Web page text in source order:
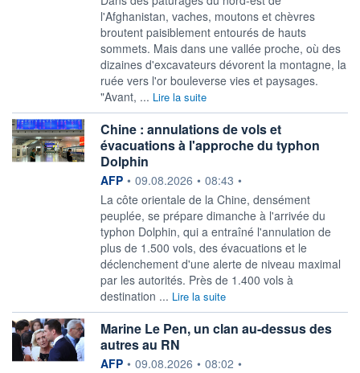
l'Afghanistan, vaches, moutons et chèvres
broutent paisiblement entourés de hauts
sommets. Mais dans une vallée proche, où des
dizaines d'excavateurs dévorent la montagne, la
ruée vers l'or bouleverse vies et paysages.
"Avant, ... Lire la suite
Chine : annulations de vols et
évacuations à l'approche du typhon
Dolphin
information fournie par
AFP • 09.08.2026 • 08:43 •
La côte orientale de la Chine, densément
peuplée, se prépare dimanche à l'arrivée du
typhon Dolphin, qui a entraîné l'annulation de
plus de 1.500 vols, des évacuations et le
déclenchement d'une alerte de niveau maximal
par les autorités. Près de 1.400 vols à
destination ... Lire la suite
Marine Le Pen, un clan au-dessus des
autres au RN
information fournie par
AFP • 09.08.2026 • 08:02 •